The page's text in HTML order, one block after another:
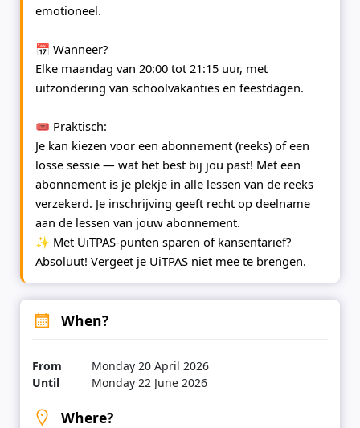
emotioneel.
📅 Wanneer?
Elke maandag van 20:00 tot 21:15 uur, met
uitzondering van schoolvakanties en feestdagen.
🎟 Praktisch:
Je kan kiezen voor een abonnement (reeks) of een
losse sessie — wat het best bij jou past! Met een
abonnement is je plekje in alle lessen van de reeks
verzekerd. Je inschrijving geeft recht op deelname
aan de lessen van jouw abonnement.
✨ Met UiTPAS-punten sparen of kansentarief?
Absoluut! Vergeet je UiTPAS niet mee te brengen.
When?
From
Monday 20 April 2026
Until
Monday 22 June 2026
Where?